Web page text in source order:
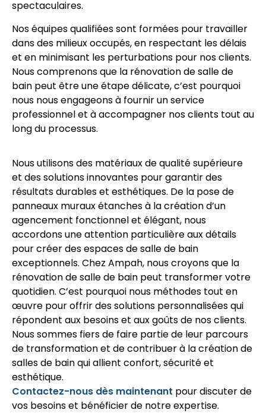
spectaculaires.
Nos équipes qualifiées sont formées pour travailler
dans des milieux occupés, en respectant les délais
et en minimisant les perturbations pour nos clients.
Nous comprenons que la rénovation de salle de
bain peut être une étape délicate, c’est pourquoi
nous nous engageons à fournir un service
professionnel et à accompagner nos clients tout au
long du processus.
Nous utilisons des matériaux de qualité supérieure
et des solutions innovantes pour garantir des
résultats durables et esthétiques. De la pose de
panneaux muraux étanches à la création d’un
agencement fonctionnel et élégant, nous
accordons une attention particulière aux détails
pour créer des espaces de salle de bain
exceptionnels. Chez Ampah, nous croyons que la
rénovation de salle de bain peut transformer votre
quotidien. C’est pourquoi nous méthodes tout en
œuvre pour offrir des solutions personnalisées qui
répondent aux besoins et aux goûts de nos clients.
Nous sommes fiers de faire partie de leur parcours
de transformation et de contribuer à la création de
salles de bain qui allient confort, sécurité et
esthétique.
Contactez-nous dès maintenant pour discuter de
vos besoins et bénéficier de notre expertise.